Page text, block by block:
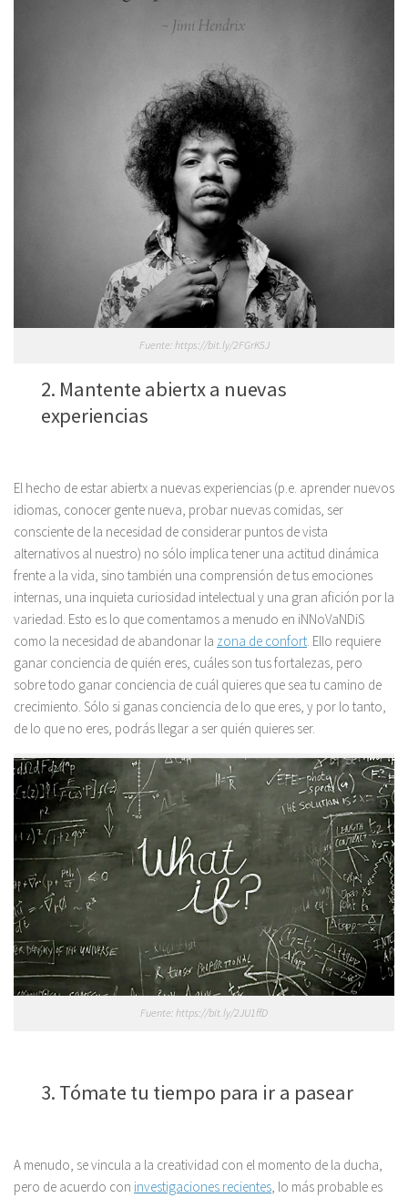
Fuente: https://bit.ly/2FGrK5J
2. Mantente abiertx a nuevas
experiencias
El hecho de estar abiertx a nuevas experiencias (p.e. aprender nuevos
idiomas, conocer gente nueva, probar nuevas comidas, ser
consciente de la necesidad de considerar puntos de vista
alternativos al nuestro) no sólo implica tener una actitud dinámica
frente a la vida, sino también una comprensión de tus emociones
internas, una inquieta curiosidad intelectual y una gran afición por la
variedad. Esto es lo que comentamos a menudo en iNNoVaNDiS
como la necesidad de abandonar la zona de confort. Ello requiere
ganar conciencia de quién eres, cuáles son tus fortalezas, pero
sobre todo ganar conciencia de cuál quieres que sea tu camino de
crecimiento. Sólo si ganas conciencia de lo que eres, y por lo tanto,
de lo que no eres, podrás llegar a ser quién quieres ser.
Fuente: https://bit.ly/2JU1ffD
3. Tómate tu tiempo para ir a pasear
A menudo, se vincula a la creatividad con el momento de la ducha,
pero de acuerdo con investigaciones recientes, lo más probable es